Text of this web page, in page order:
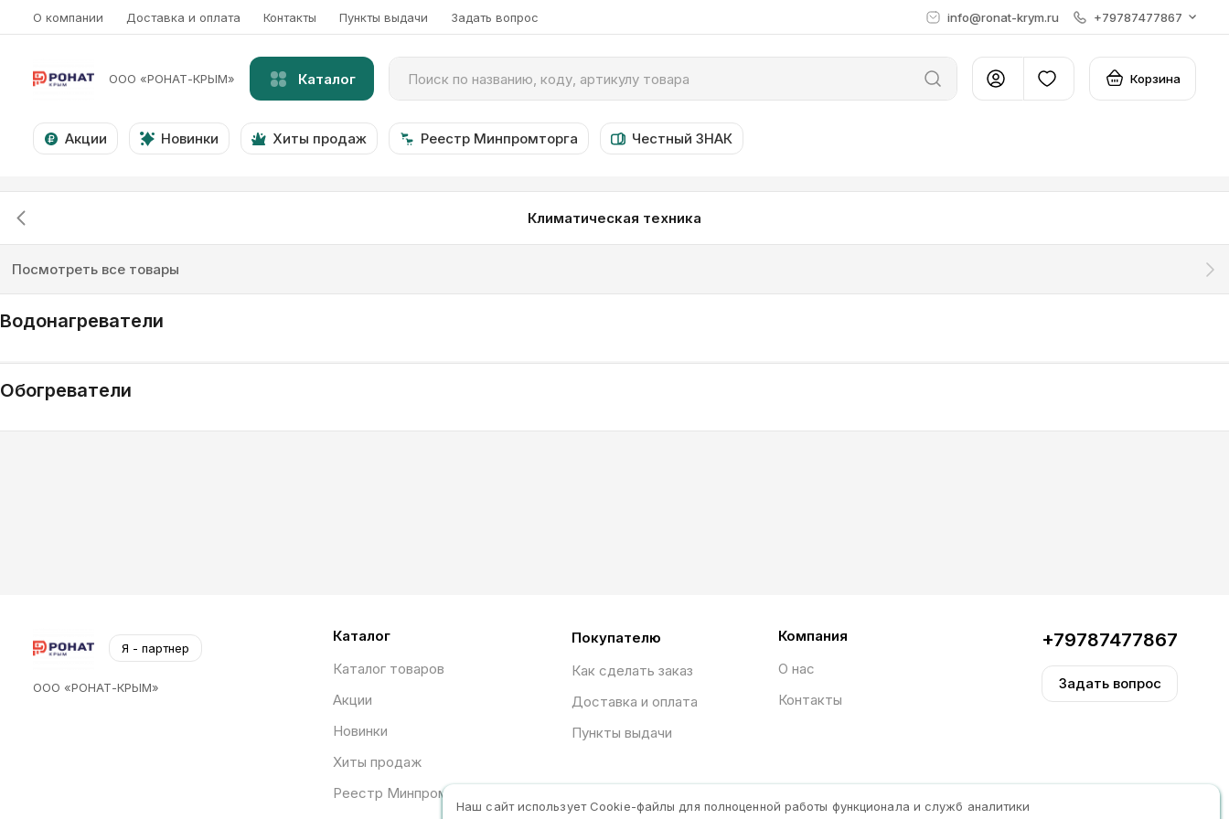
О компании Доставка и оплата Контакты Пункты выдачи Задать вопрос info@ronat-krym.ru +79787477867
ООО «РОНАТ-КРЫМ» Каталог Корзина
Акции Новинки Хиты продаж Реестр Минпромторга Честный ЗНАК
Климатическая техника
Посмотреть все товары
Водонагреватели
Обогреватели
Я - партнер
ООО «РОНАТ-КРЫМ»
Каталог
Каталог товаров
Акции
Новинки
Хиты продаж
Реестр Минпромторга
Покупателю
Как сделать заказ
Доставка и оплата
Пункты выдачи
Компания
О нас
Контакты
+79787477867
Задать вопрос
Наш сайт использует Сookie-файлы для полноценной работы функционала и служб аналитики